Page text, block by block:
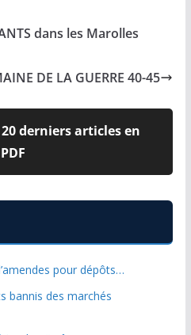
dans les Marolles
DE LA GUERRE 40-45
derniers articles en
PDF
pour dépôts…
bannis des marchés